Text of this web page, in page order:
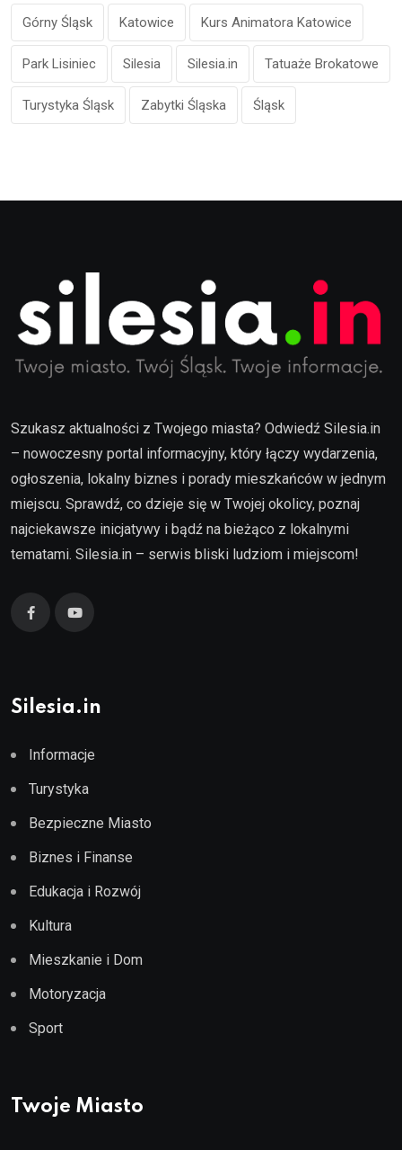
Górny Śląsk Katowice Kurs Animatora Katowice
Park Lisiniec Silesia Silesia.in Tatuaże Brokatowe
Turystyka Śląsk Zabytki Śląska Śląsk
Szukasz aktualności z Twojego miasta? Odwiedź Silesia.in
– nowoczesny portal informacyjny, który łączy wydarzenia,
ogłoszenia, lokalny biznes i porady mieszkańców w jednym
miejscu. Sprawdź, co dzieje się w Twojej okolicy, poznaj
najciekawsze inicjatywy i bądź na bieżąco z lokalnymi
tematami. Silesia.in – serwis bliski ludziom i miejscom!
Silesia.in
Informacje
Turystyka
Bezpieczne Miasto
Biznes i Finanse
Edukacja i Rozwój
Kultura
Mieszkanie i Dom
Motoryzacja
Sport
Twoje Miasto